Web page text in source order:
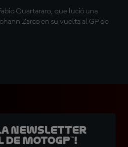
Quartararo, que lució una
Zarco en su vuelta al GP de
la Newsletter
MotoGP™!